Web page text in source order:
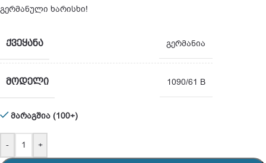
გერმანული ხარისხი!
ᲥᲕᲔᲧᲐᲜᲐ გერმანია
ᲛᲝᲓᲔᲚᲘ 1090/61 B
მარაგშია (100+)
- +